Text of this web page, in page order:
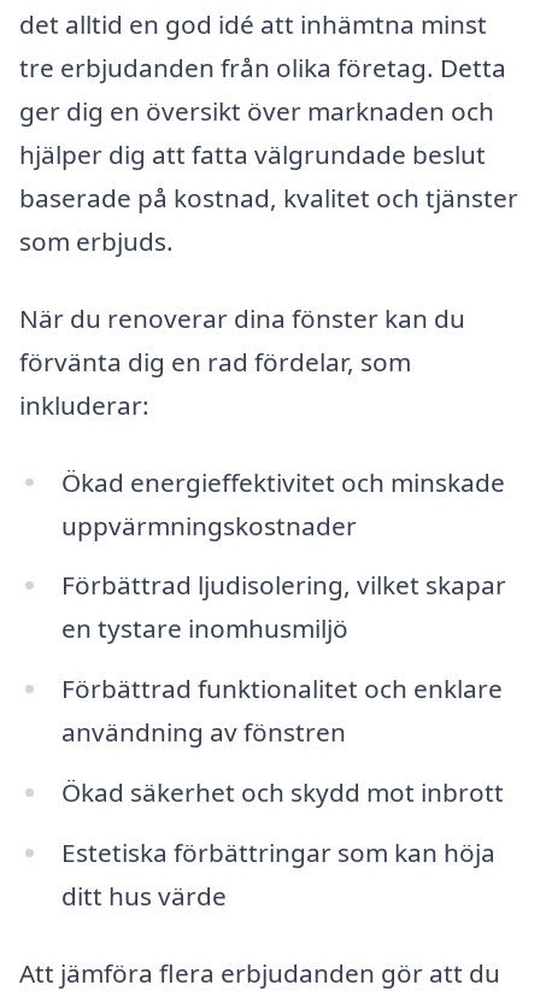
det alltid en god idé att inhämtna minst
tre erbjudanden från olika företag. Detta
ger dig en översikt över marknaden och
hjälper dig att fatta välgrundade beslut
baserade på kostnad, kvalitet och tjänster
som erbjuds.
När du renoverar dina fönster kan du
förvänta dig en rad fördelar, som
inkluderar:
Ökad energieffektivitet och minskade
uppvärmningskostnader
Förbättrad ljudisolering, vilket skapar
en tystare inomhusmiljö
Förbättrad funktionalitet och enklare
användning av fönstren
Ökad säkerhet och skydd mot inbrott
Estetiska förbättringar som kan höja
ditt hus värde
Att jämföra flera erbjudanden gör att du